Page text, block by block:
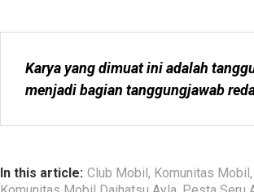
Karya yang dimuat ini adalah
menjadi bagian tanggungjawab
In this article: Club Mobil, Komunitas Mobil,